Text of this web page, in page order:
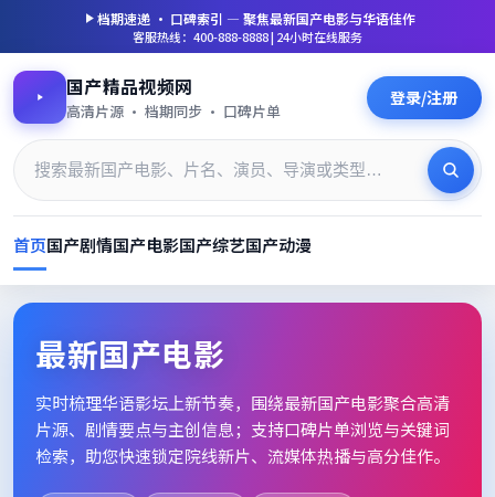
档期速递 · 口碑索引 — 聚焦最新国产电影与华语佳作
客服热线：400-888-8888 | 24小时在线服务
国产精品视频网
高清片源 · 档期同步 · 口碑片单
登录/注册
首页国产剧情国产电影国产综艺国产动漫
最新国产电影_高清片单档期
最新国产电影
实时梳理华语影坛上新节奏，围绕最新国产电影聚合高清
片源、剧情要点与主创信息；支持口碑片单浏览与关键词
检索，助您快速锁定院线新片、流媒体热播与高分佳作。